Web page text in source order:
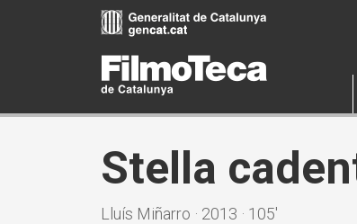
Stella
Lluís Miñarro · 2013 · 105'